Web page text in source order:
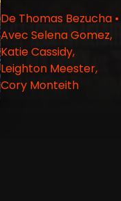
De Thomas Bezucha •
Avec Selena Gomez,
Katie Cassidy,
Leighton Meester,
Cory Monteith